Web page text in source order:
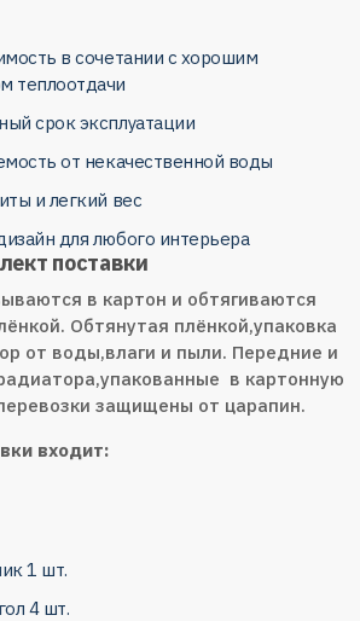
в сочетании с хорошим
теплоотдачи
срок эксплуатации
от некачественной воды
и легкий вес
для любого интерьера
поставки
в картон и обтягиваются
Обтянутая плёнкой,упаковка
от воды,влаги и пыли. Передние и
в картонную
защищены от царапин.
входит:
1 шт.
4 шт.